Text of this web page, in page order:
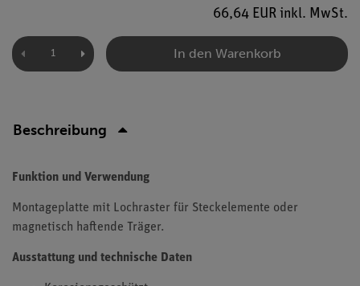
66,64 EUR inkl. MwSt.
In den Warenkorb
Beschreibung
Funktion und Verwendung
Montageplatte mit Lochraster für Steckelemente oder
magnetisch haftende Träger.
Ausstattung und technische Daten